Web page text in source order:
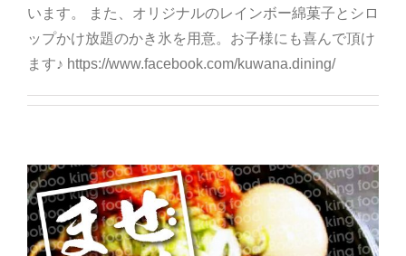
います。 また、オリジナルのレインボー綿菓子とシロ
ップかけ放題のかき氷を用意。お子様にも喜んで頂け
ます♪ https://www.facebook.com/kuwana.dining/